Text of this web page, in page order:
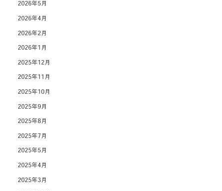
2026年5月
2026年4月
2026年2月
2026年1月
2025年12月
2025年11月
2025年10月
2025年9月
2025年8月
2025年7月
2025年5月
2025年4月
2025年3月